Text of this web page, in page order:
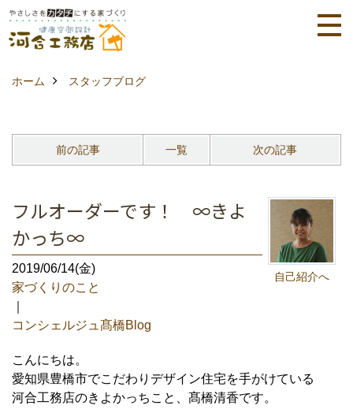
ホーム スタッフブログ
前の記事 一覧 次の記事
自己紹介へ
フルオーダーです！ ∞きよ
かっち∞
2019/06/14(金)
家づくりのこと
コンシェルジュ髙橋Blog
こんにちは。
愛知県豊橋市でこだわりデザイン住宅を手がけている
河合工務店のきよかっちこと、髙橋清香です。